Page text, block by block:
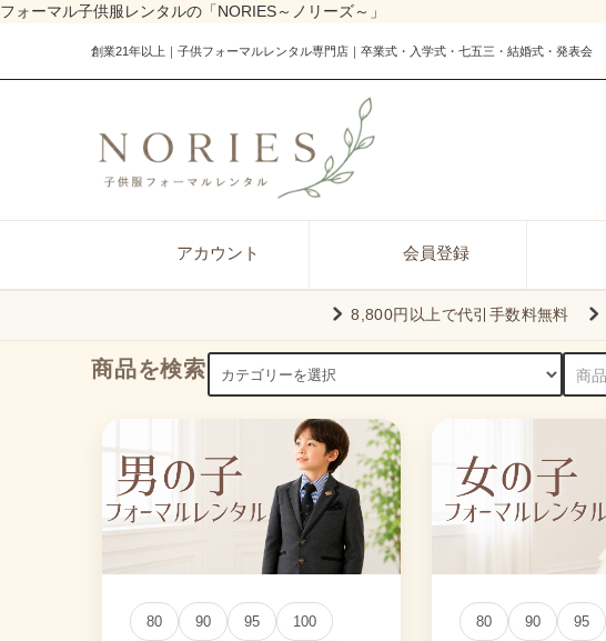
フォーマル子供服レンタルの「NORIES～ノリーズ～」
創業21年以上｜子供フォーマルレンタル専門店｜卒業式・入学式・七五三・結婚式・発表会
アカウント 会員登録
8,800円以上で代引手数料無料
商品を検索
80 90 95 100 80 90 95